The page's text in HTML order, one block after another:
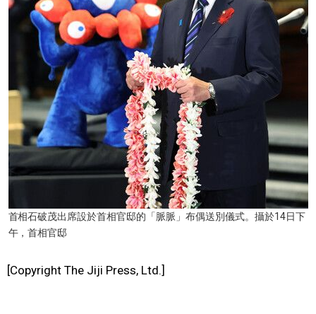
生活
娛樂
教育
工作勞動
家庭
首相石破茂出席設於首相官邸的「脈脈」布偶送別儀式。攝於14日下
午，首相官邸
[Copyright The Jiji Press, Ltd.]